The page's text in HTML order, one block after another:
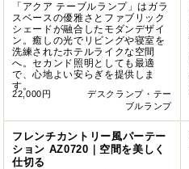
「アクア テーブルランプ」はガラ
スベースの優雅さとファブリック
シェードが融合したモダンデザイ
ン。癒しの光でリビングや寝室を
洗練されたホテルライクな空間
へ。セカンド照明としても最適
で、心地よい安らぎを提供しま
す。
22,000円
デスクランプ・テー
ブルランプ
フレンチカントリー風パーテー
ション AZ0720｜空間を美しく
仕切る